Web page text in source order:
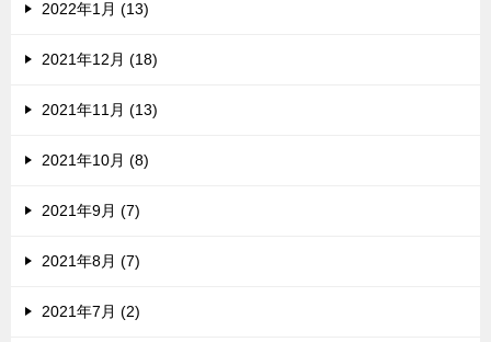
2022年1月 (13)
2021年12月 (18)
2021年11月 (13)
2021年10月 (8)
2021年9月 (7)
2021年8月 (7)
2021年7月 (2)